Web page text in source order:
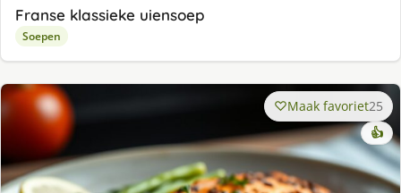
Franse klassieke uiensoep
Soepen
Maak favoriet25
👍